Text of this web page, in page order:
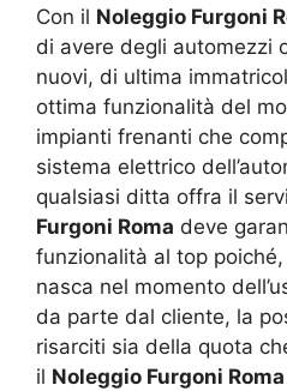
Con il Noleggio Furgoni
di avere degli automezzi
nuovi, di ultima
ottima funzionalità del
impianti frenanti che
sistema elettrico
qualsiasi ditta offra il
Furgoni Roma deve
funzionalità al top
nasca nel momento
da parte dal cliente, la
risarciti sia della quota
il Noleggio Furgoni Roma